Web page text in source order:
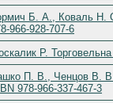
Б. А., Коваль Н.
966-928-707-6
Р.
П. В., Ченцов В.
978-966-337-467-3